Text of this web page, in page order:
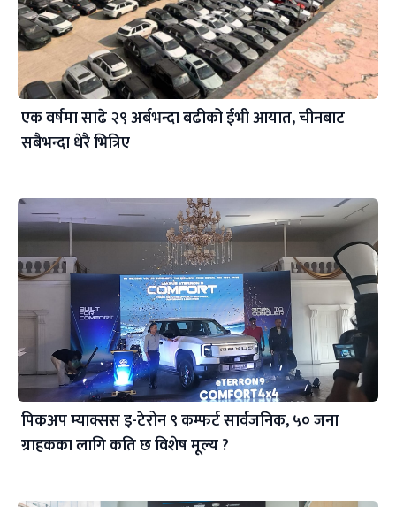
एक वर्षमा साढे २९ अर्बभन्दा बढीको ईभी आयात, चीनबाट
सबैभन्दा धेरै भित्रिए
पिकअप म्याक्सस इ-टेरोन ९ कम्फर्ट सार्वजनिक, ५० जना
ग्राहकका लागि कति छ विशेष मूल्य ?